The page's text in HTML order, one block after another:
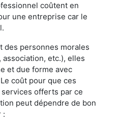
coûtent en
une entreprise car le
des personnes morales
etc.), elles
et due forme avec
coût pour que ces
offerts par ce
peut dépendre de bon
: